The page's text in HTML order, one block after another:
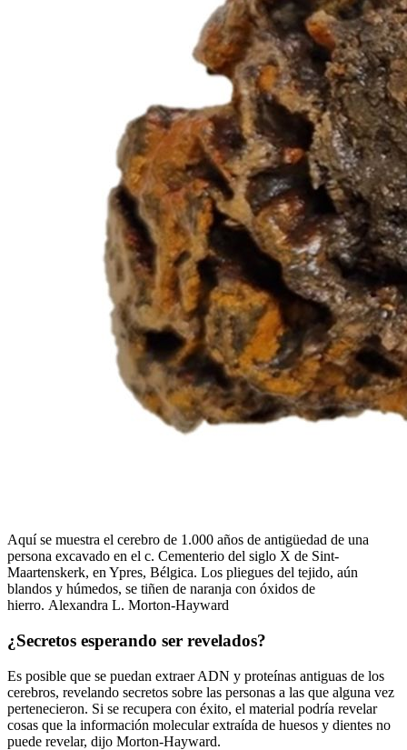
Aquí se muestra el cerebro de 1.000 años de antigüedad de una
persona excavado en el c. Cementerio del siglo X de Sint-
Maartenskerk, en Ypres, Bélgica. Los pliegues del tejido, aún
blandos y húmedos, se tiñen de naranja con óxidos de
hierro. Alexandra L. Morton-Hayward
¿Secretos esperando ser revelados?
Es posible que se puedan extraer ADN y proteínas antiguas de los
cerebros, revelando secretos sobre las personas a las que alguna vez
pertenecieron. Si se recupera con éxito, el material podría revelar
cosas que la información molecular extraída de huesos y dientes no
puede revelar, dijo Morton-Hayward.